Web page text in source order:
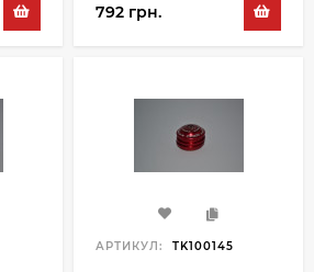
792 грн.
АРТИКУЛ: TK100145